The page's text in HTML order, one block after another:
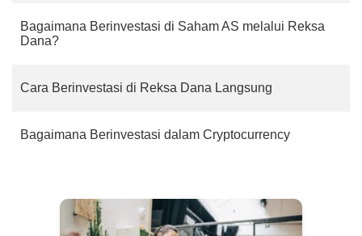
Bagaimana Berinvestasi di Saham AS melalui Reksa
Dana?
Cara Berinvestasi di Reksa Dana Langsung
Bagaimana Berinvestasi dalam Cryptocurrency